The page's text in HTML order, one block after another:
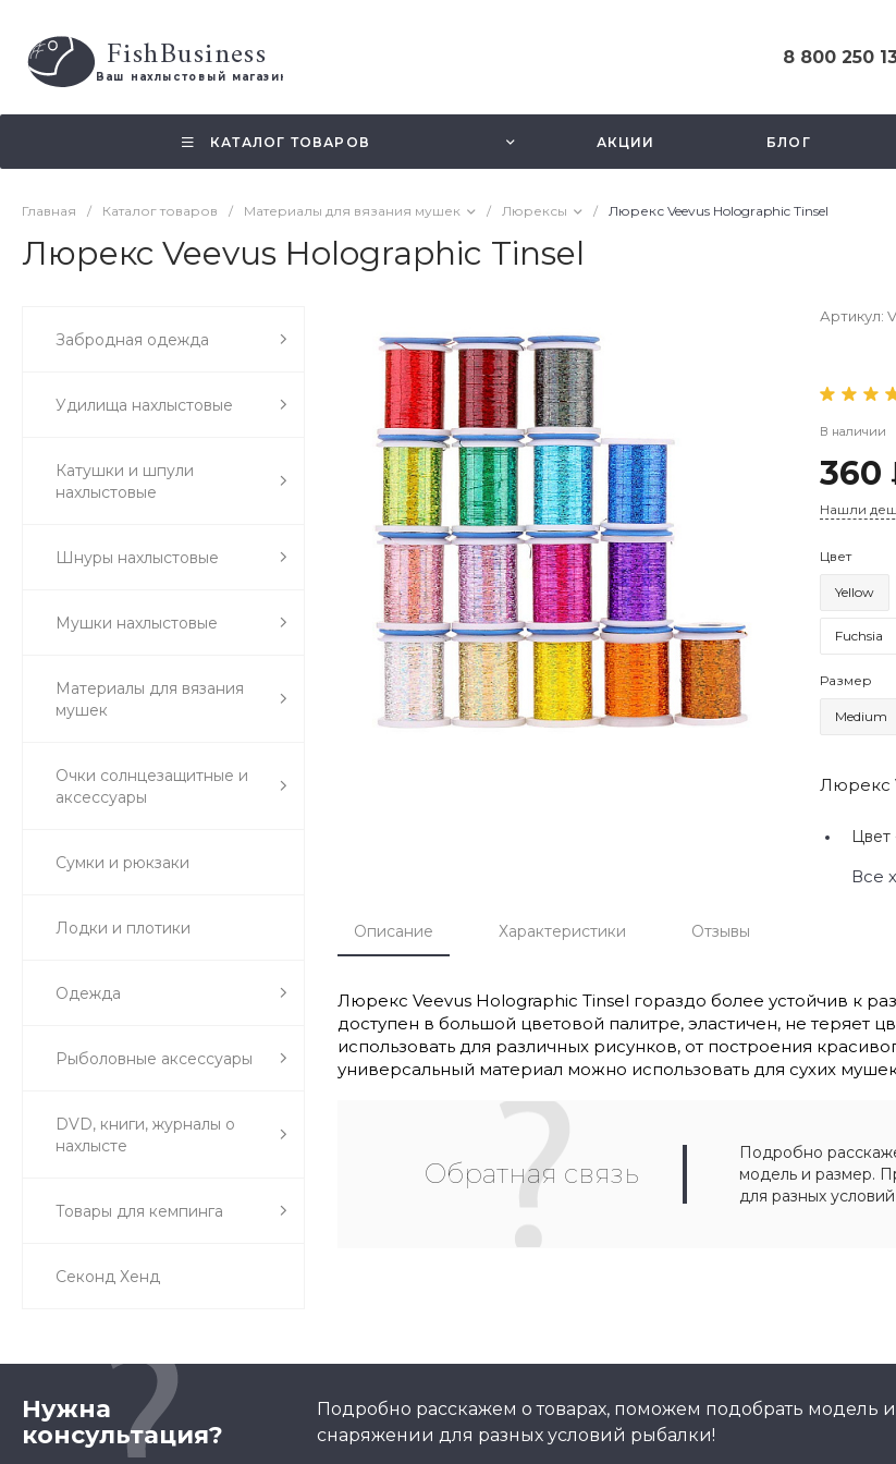
FishBusiness
Ваш нахлыстовый магазин
8 800 250
ул. Смольная 63б,
2.5
info@fishbusinezz.ru
КАТАЛОГ ТОВАРОВ АКЦИИ БЛОГ
Главная / Каталог товаров / Материалы для вязания мушек / Люрексы / Люрекс Veevus Holographic Tinsel
Люрекс Veevus Holographic Tinsel
Забродная одежда
Удилища нахлыстовые
Катушки и шпули
нахлыстовые
Шнуры нахлыстовые
Мушки нахлыстовые
Материалы для вязания
мушек
Очки солнцезащитные и
аксессуары
Сумки и рюкзаки
Лодки и плотики
Одежда
Рыболовные аксессуары
DVD, книги, журналы о
нахлысте
Товары для кемпинга
Секонд Хенд
Артикул:
В наличии
360
Нашли
Цвет
Yellow
Fuchsia
Размер
Medium
Люрекс
Цвет
Все
Описание Характеристики Отзывы
Люрекс Veevus Holographic Tinsel гораздо более устойчив к
доступен в большой цветовой палитре, эластичен, не теряет
использовать для различных рисунков, от построения
универсальный материал можно использовать для сухих
Обратная связь
Подробно
модель и размер.
для разных
Нужна
консультация?
Подробно расскажем о товарах, поможем подобрать модель
снаряжении для разных условий рыбалки!